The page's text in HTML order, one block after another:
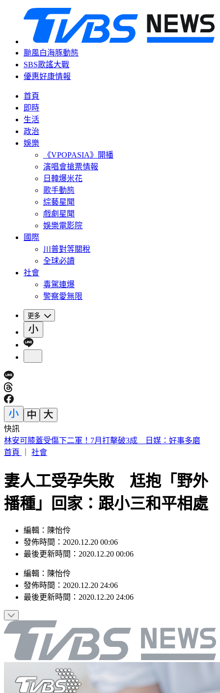
颱風白海豚動態
SBS歌謠大戰
優惠好康情報
首頁
即時
生活
政治
娛樂
《VPOPASIA》開播
演唱會搶票情報
日韓爆米花
歌手動態
綜藝星聞
戲劇星聞
娛樂電影院
國際
川普對等關稅
全球必讀
社會
毒駕連爆
警察愛無限
更多
快訊
SBS歌謠大戰／BABYMONSTER幹練舞台裝辣翻 熱情邀舞
一起跳
妻人工受孕失敗 尪抱「野外
播種」回家：跟小三和平相處
編輯：陳怡伶
發佈時間：2020.12.20 00:06
編輯：陳怡伶
發佈時間：2020.12.20 24:06